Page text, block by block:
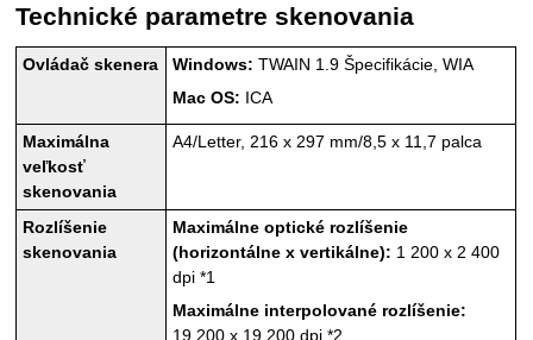
Technické parametre skenovania
Ovládač skenera Windows: TWAIN 1.9 Špecifikácie, WIA
Mac OS: ICA
Maximálna
veľkosť
skenovania
A4/Letter, 216 x 297 mm/8,5 x 11,7 palca
Rozlíšenie
skenovania
Maximálne optické rozlíšenie
(horizontálne x vertikálne): 1 200 x 2 400
dpi*1
Maximálne interpolované rozlíšenie:
19 200 x 19 200 dpi*2